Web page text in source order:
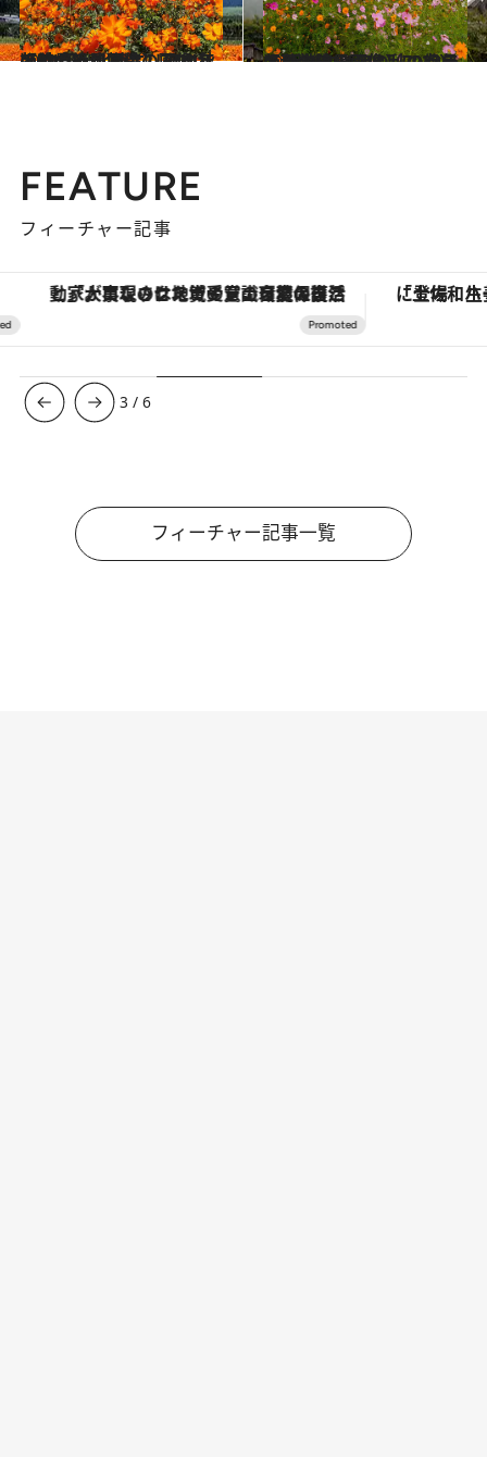
2024.10.5
【秋の絶景画像】2024年版 中部・北陸エリアの秋の絶景＆風物詩の画像（90点）
旅＆お出かけ 2023.10.19
【秋の絶景画像】2023年版 近畿エリアの秋の絶景＆風物詩の画像（70点）
旅＆お出かけ
FEATURE
フィーチャー記事
「大事なのは地域の意識を変えること」。ロレックス賞受賞の自然保護活動家が実現させたナイジェリアの自然環境の復活
3 /6
フィーチャー記事一覧